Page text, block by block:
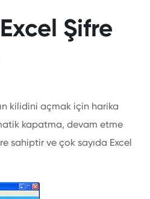
Şifre
kilidini açmak için harika
kapatma, devam etme
sahiptir ve çok sayıda Excel